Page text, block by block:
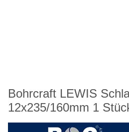
Bohrcraft LEWIS
12x235/160mm 1